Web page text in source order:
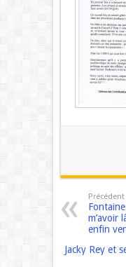
Précédent
m’avoir
enfin
Jacky Rey et